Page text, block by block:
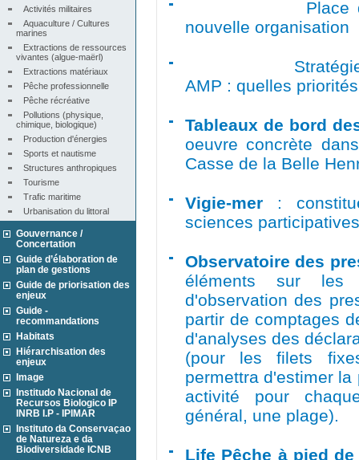
Activités militaires
Aquaculture / Cultures
marines
Extractions de ressources
vivantes (algue-maërl)
Extractions matériaux
Pêche professionnelle
Pêche récréative
Pollutions (physique,
chimique, biologique)
Production d'énergies
Sports et nautisme
Structures anthropiques
Tourisme
Trafic maritime
Urbanisation du littoral
Gouvernance /
Concertation
Guide d’élaboration de
plan de gestions
Guide de priorisation des
enjeux
Guide -
recommandations
Habitats
Hiérarchisation des
enjeux
Image
Institudo Nacional de
Recursos Biologico IP
INRB I.P - IPIMAR
Instituto da Conservaçao
de Natureza e da
Biodiversidade ICNB
Place du
nouvelle organisation
Stratégie de
AMP : quelles
Tableaux de bord
oeuvre concrète
Casse de la Belle
Vigie-mer :
sciences participatives
Observatoire des
éléments sur
d'observation des
partir de comptages
d'analyses des
(pour les filets
permettra d'estimer
activité pour
général, une plage).
Life Pêche à pied